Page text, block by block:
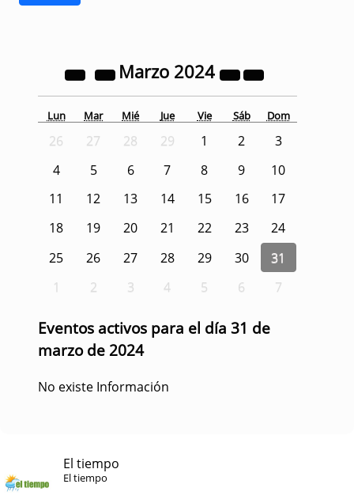
Marzo 2024
Lun Mar Mié Jue Vie Sáb Dom
26 27 28 29 1 2
3
4
5 6 7 8 9
10
11
12 13 14 15 16
17
18
19 20 21 22 23
24
25
26 27 28 29 30
31
1
2 3 4 5 6 7
Eventos activos para el día 31 de
marzo de 2024
No existe Información
El tiempo
El tiempo